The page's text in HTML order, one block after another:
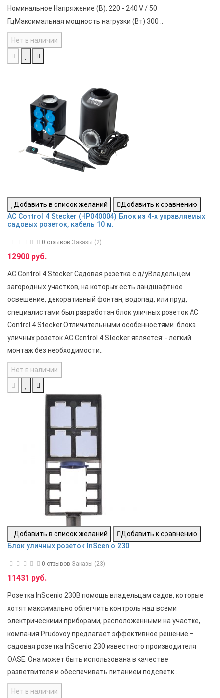
Номинальное Напряжение (В). 220 - 240 V / 50
ГцМаксимальная мощность нагрузки (Вт) 300 ..
Нет в наличии
Добавить в список желаний
Добавить к сравнению
AC Control 4 Stecker (HP040004) Блок из 4-х управляемых
садовых розеток, кабель 10 м.
0 отзывов Заказы (2)
12900 руб.
AC Control 4 Stecker Садовая розетка с д/уВладельцем
загородных участков, на которых есть ландшафтное
освещение, декоративный фонтан, водопад, или пруд,
специалистами был разработан блок уличных розеток AC
Control 4 Stecker.Отличительными особенностями блока
уличных розеток AC Control 4 Stecker является: - легкий
монтаж без необходимости..
Нет в наличии
Добавить в список желаний
Добавить к сравнению
Блок уличных розеток InScenio 230
0 отзывов Заказы (23)
11431 руб.
Розетка InScenio 230В помощь владельцам садов, которые
хотят максимально облегчить контроль над всеми
электрическими приборами, расположенными на участке,
компания Prudovoy предлагает эффективное решение –
садовая розетка InScenio 230 известного производителя
OASE. Она может быть использована в качестве
разветвителя и обеспечивать питанием подсветк..
Нет в наличии